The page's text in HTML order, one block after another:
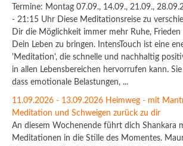
Termine: Montag 07.09., 14.09., 21.09.,
- 21:15 Uhr Diese Meditationsreise zu
Dir die Möglichkeit immer mehr Ruhe,
Dein Leben zu bringen. IntensTouch ist eine
'Meditation', die schnelle und nachhaltig
in allen Lebensbereichen hervorrufen kann.
dass emotionale Belastungen, ...
11.09.2026 - 13.09.2026 Heimweg - mit
Meditation und Schweigen zurück zu dir
An diesem Wochenende führt dich Shankara
Meditationen in die Stille des Momentes.